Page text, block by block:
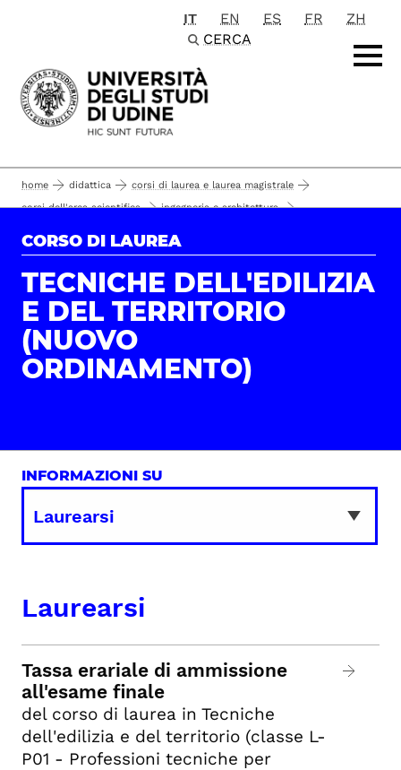
Passa al contenuto principale
IT EN ES FR
ZH
CERCA
home didattica
corsi di laurea e laurea magistrale
corsi dell'area scientifica
ingegneria e architettura
tecniche dell'edilizia e del territorio (nuovo ordinamento) laurearsi
CORSO DI LAUREA
TECNICHE DELL'EDILIZIA
E DEL TERRITORIO
(NUOVO
ORDINAMENTO)
INFORMAZIONI SU
Laurearsi
Tassa erariale di ammissione
all'esame finale
del corso di laurea in Tecniche
dell'edilizia e del territorio (classe L-
P01 - Professioni tecniche per